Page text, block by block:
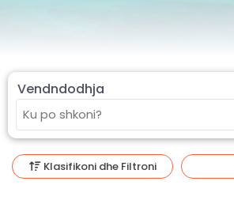
Vendndodhja
Klasifikoni dhe Filtroni